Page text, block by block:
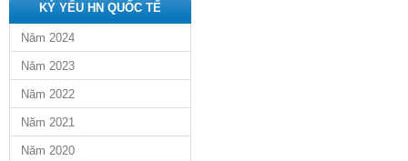
KỶ YẾU HN QUỐC TẾ
Năm 2024
Năm 2023
Năm 2022
Năm 2021
Năm 2020